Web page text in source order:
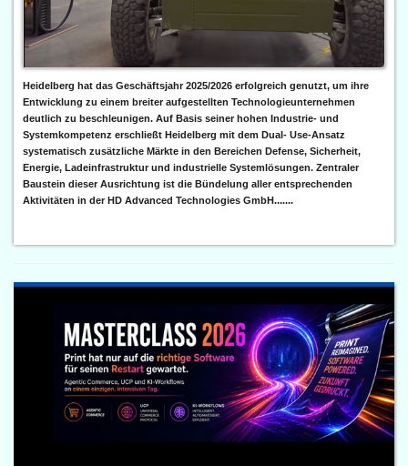
Heidelberg hat das Geschäftsjahr 2025/2026 erfolgreich genutzt, um ihre
Entwicklung zu einem breiter aufgestellten Technologieunternehmen
deutlich zu beschleunigen. Auf Basis seiner hohen Industrie- und
Systemkompetenz erschließt Heidelberg mit dem Dual- Use-Ansatz
systematisch zusätzliche Märkte in den Bereichen Defense, Sicherheit,
Energie, Ladeinfrastruktur und industrielle Systemlösungen. Zentraler
Baustein dieser Ausrichtung ist die Bündelung aller entsprechenden
Aktivitäten in der HD Advanced Technologies GmbH.......